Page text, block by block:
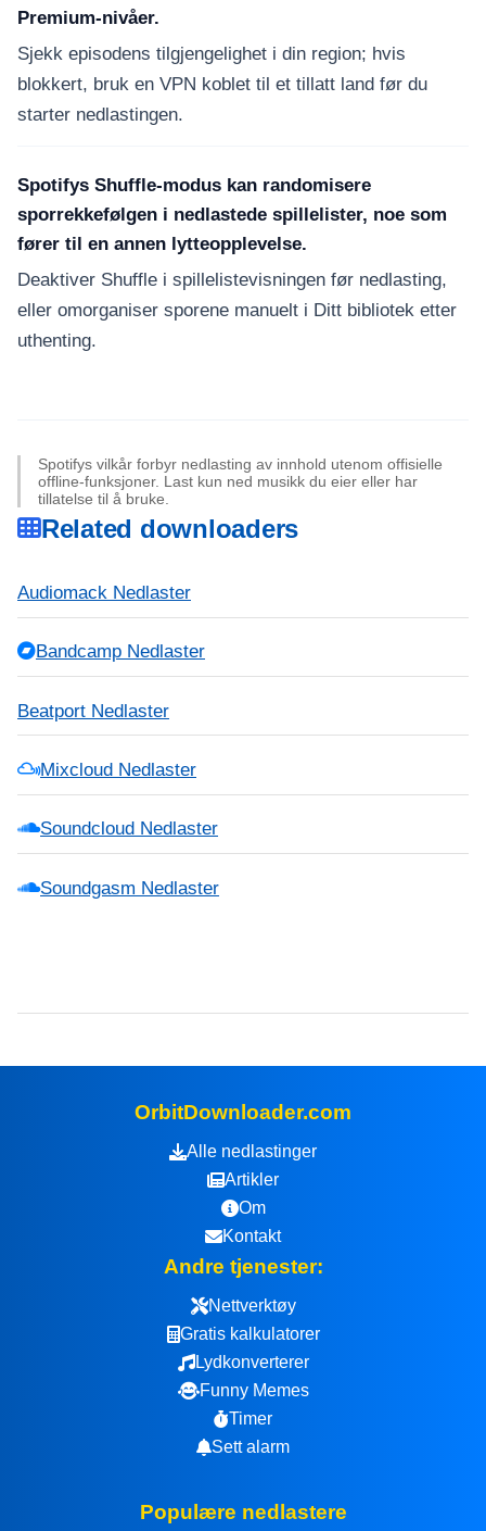
Premium-nivåer.
Sjekk episodens tilgjengelighet i din region; hvis
blokkert, bruk en VPN koblet til et tillatt land før du
starter nedlastingen.
Spotifys Shuffle-modus kan randomisere
sporrekkefølgen i nedlastede spillelister, noe som
fører til en annen lytteopplevelse.
Deaktiver Shuffle i spillelistevisningen før nedlasting,
eller omorganiser sporene manuelt i Ditt bibliotek etter
uthenting.
Spotifys vilkår forbyr nedlasting av innhold utenom offisielle
offline-funksjoner. Last kun ned musikk du eier eller har
tillatelse til å bruke.
Related downloaders
Audiomack Nedlaster
Bandcamp Nedlaster
Beatport Nedlaster
Mixcloud Nedlaster
Soundcloud Nedlaster
Soundgasm Nedlaster
OrbitDownloader.com
Alle nedlastinger
Artikler
Om
Kontakt
Andre tjenester:
Nettverktøy
Gratis kalkulatorer
Lydkonverterer
Funny Memes
Timer
Sett alarm
Populære nedlastere